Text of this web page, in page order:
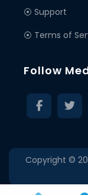
⦿ Support
⦿ Terms of
Follow
Copyright ©